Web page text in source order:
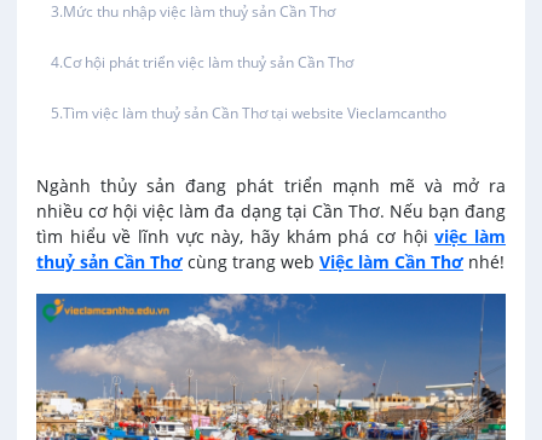
Kế toán
Lái xe
Lao Động Phổ Thông
Lễ tân
May mặc
Kiến trúc
Việc làm tại Hưng Phú
Việc làm tại Trung Nhất
Việc làm tại Thuận Hưng
Việc làm tại Vị Thanh
Việc làm tại Vị Thủy
Ngành thủy sản đang phát triển mạnh mẽ và mở ra
nhiều cơ hội việc làm đa dạng tại Cần Thơ. Nếu bạn đang
tìm hiểu về lĩnh vực này, hãy khám phá cơ hộiviệc làm
thuỷ sản Cần Thơ cùng trang web Việc làm Cần Thơ nhé!
Mức thu nhập việc làm thuỷ sản Cần Thơ
Cơ hội phát triển việc làm thuỷ sản Cần Thơ
Tìm việc làm thuỷ sản Cần Thơ tại website Vieclamcantho